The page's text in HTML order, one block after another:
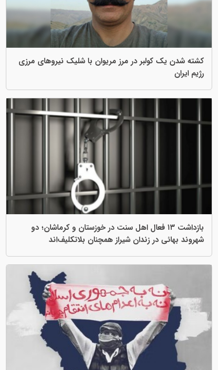
کشته شدن یک کولبر در مرز مریوان با شلیک نیروهای مرزی
رژیم ایران
بازداشت ۱۳ فعال اهل سنت در خوزستان و کرماشان؛ دو
شهروند بهائی در زندان شیراز همچنان بلاتکلیف‌اند